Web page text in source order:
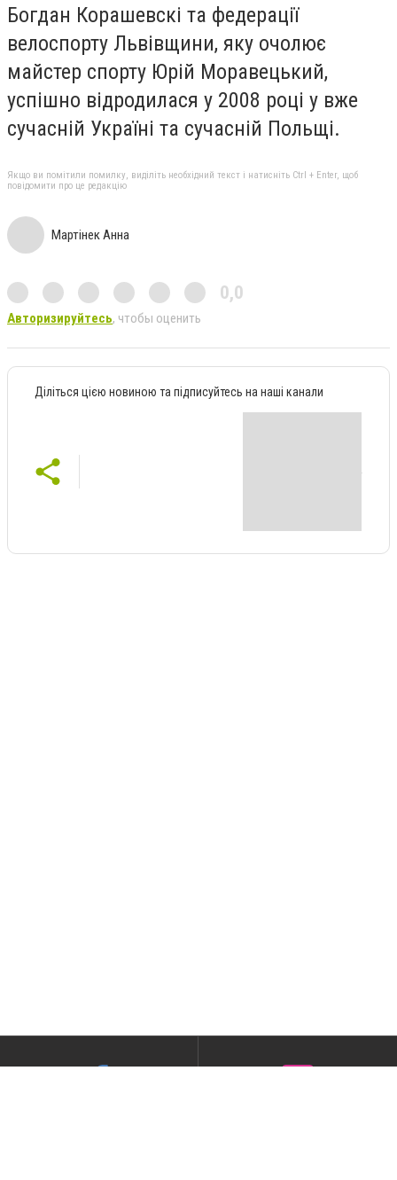
Богдан Корашевскі та федерації
велоспорту Львівщини, яку очолює
майстер спорту Юрій Моравецький,
успішно відродилася у 2008 році у вже
сучасній Україні та сучасній Польщі.
Якщо ви помітили помилку, виділіть необхідний текст і натисніть Ctrl + Enter, щоб
повідомити про це редакцію
Мартінек Анна
0,0
Авторизируйтесь, чтобы оценить
Діліться цією новиною та підписуйтесь на наші канали